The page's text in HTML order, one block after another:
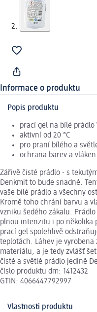
Informace o produktu
Popis produktu
prací gel na bílé prádlo
aktivní od 20 °C
pro praní bílého a
ochrana barev a
Zářivě čisté prádlo - s
Denkmit to bude snadné.
vaše bílé prádlo a všechny
Kromě toho chrání barvu a
vzniku šedého zákalu.
plnou intenzitu i po několika
prací gel spolehlivě
teplotách. Láhev je
materiálu, a je tedy zvlášť
čisté a světlé prádlo jedině
číslo produktu dm: 1412432
GTIN: 4066447792997
Vlastnosti produktu